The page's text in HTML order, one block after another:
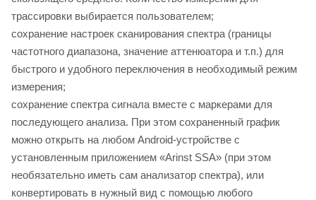
трассировки выбирается пользователем;
сохранение настроек сканирования спектра (границы
частотного диапазона, значение аттенюатора и т.п.) для
быстрого и удобного переключения в необходимый режим
измерения;
сохранение спектра сигнала вместе с маркерами для
последующего анализа. При этом сохраненный график
можно открыть на любом Android-устройстве с
установленным приложением «Arinst SSA» (при этом
необязательно иметь сам анализатор спектра), или
конвертировать в нужный вид с помощью любого